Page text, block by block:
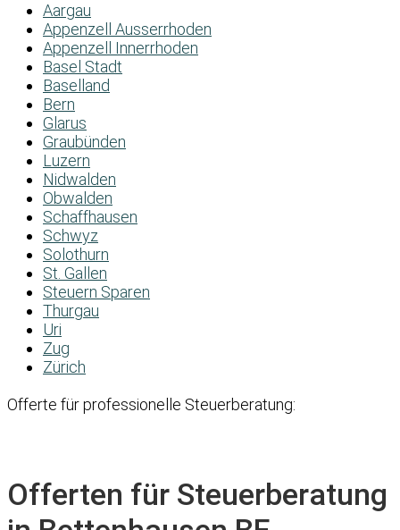
Aargau
Appenzell Ausserrhoden
Appenzell Innerrhoden
Basel Stadt
Baselland
Bern
Glarus
Graubünden
Luzern
Nidwalden
Obwalden
Schaffhausen
Schwyz
Solothurn
St. Gallen
Steuern Sparen
Thurgau
Uri
Zug
Zürich
Offerte für professionelle Steuerberatung:
Offerten für Steuerberatung